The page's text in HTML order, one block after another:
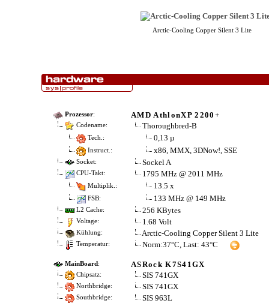
Arctic-Cooling Copper Silent 3 Lite
Prozessor: AMD AthlonXP 2200+
Codename: Thoroughbred-B
Tech.: 0,13 µ
Instruct.: x86, MMX, 3DNow!, SSE
Socket: Sockel A
CPU-Takt: 1795 MHz @ 2011 MHz
Multiplik.: 13.5 x
FSB: 133 MHz @ 149 MHz
L2 Cache: 256 KBytes
Voltage: 1.68 Volt
Kühlung: Arctic-Cooling Copper Silent 3 Lite
Temperatur: Norm:37°C, Last: 43°C
MainBoard: ASRock K7S41GX
Chipsatz: SIS 741GX
Northbridge: SIS 741GX
Southbridge: SIS 963L